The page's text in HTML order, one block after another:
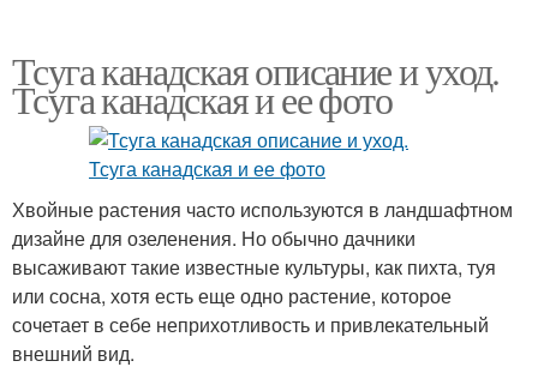
Тсуга канадская описание и уход.
Тсуга канадская и ее фото
Хвойные растения часто используются в ландшафтном
дизайне для озеленения. Но обычно дачники
высаживают такие известные культуры, как пихта, туя
или сосна, хотя есть еще одно растение, которое
сочетает в себе неприхотливость и привлекательный
внешний вид.